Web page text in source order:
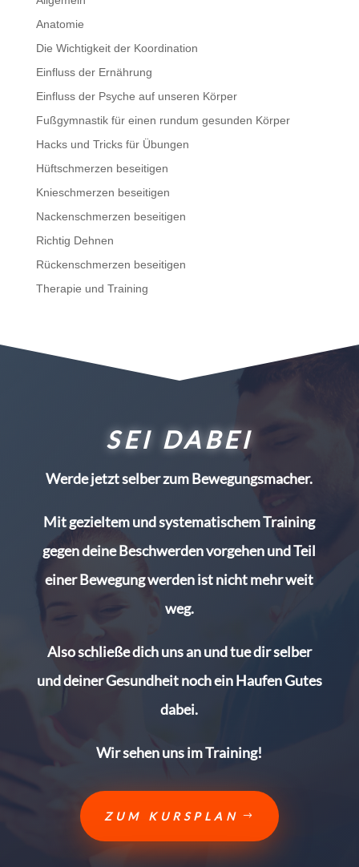
Anatomie
Die Wichtigkeit der Koordination
Einfluss der Ernährung
Einfluss der Psyche auf unseren Körper
Fußgymnastik für einen rundum gesunden Körper
Hacks und Tricks für Übungen
Hüftschmerzen beseitigen
Knieschmerzen beseitigen
Nackenschmerzen beseitigen
Richtig Dehnen
Rückenschmerzen beseitigen
Therapie und Training
SEI DABEI
Werde jetzt selber zum Bewegungsmacher.
Mit gezieltem und systematischem Training
gegen deine Beschwerden vorgehen und Teil
einer Bewegung werden ist nicht mehr weit
weg.
Also schließe dich uns an und tue dir selber
und deiner Gesundheit noch ein Haufen Gutes
dabei.
Wir sehen uns im Training!
ZUM KURSPLAN